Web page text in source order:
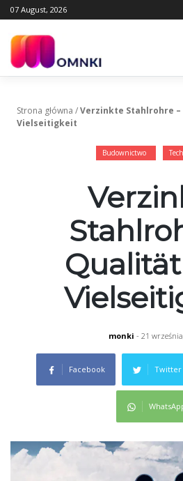
Skip
to
07 August, 2026
Strona główna /Verzinkte Stahlrohre
Vielseitigkeit
Budownictwo
monki - 21
Facebook Twitter